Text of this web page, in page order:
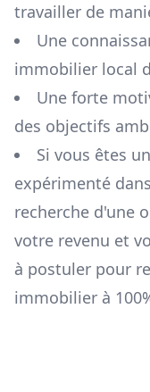
travailler de
Une
immobilier local
Une forte
des objectifs
Si vous êtes
expérimenté
recherche d'une
votre revenu et
à postuler pour
immobilier à